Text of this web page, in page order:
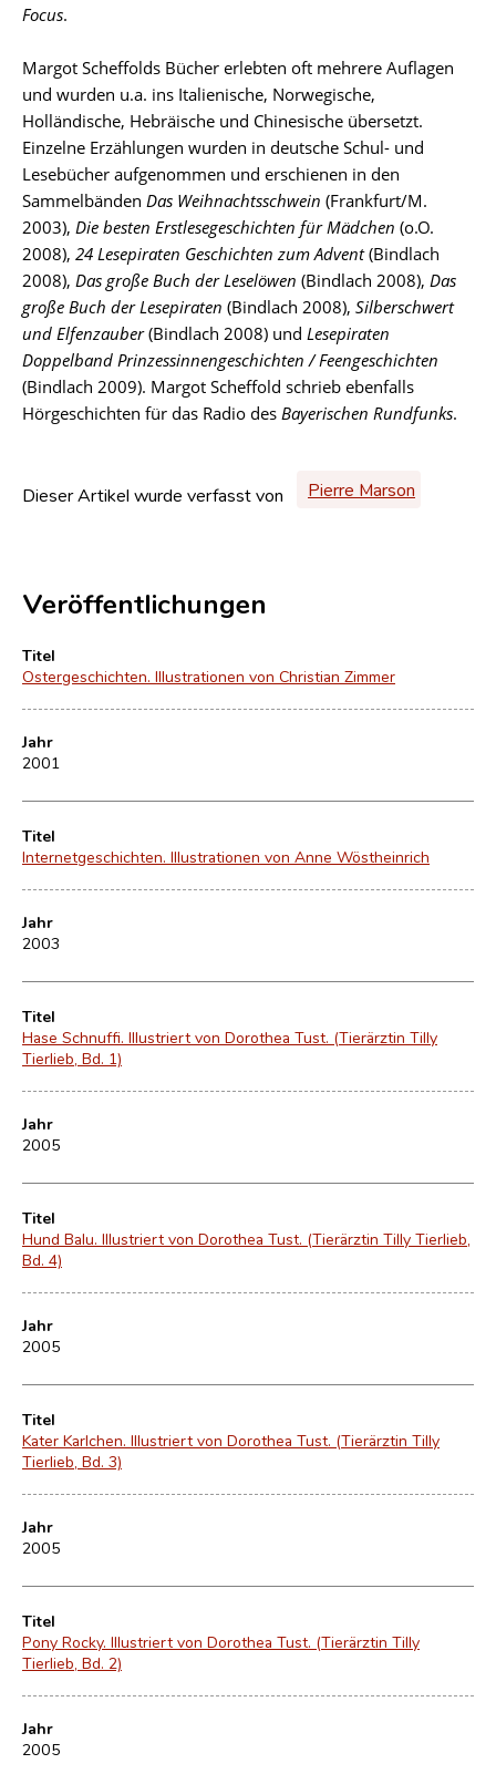
Focus.
Margot Scheffolds Bücher erlebten oft mehrere Auflagen
und wurden u.a. ins Italienische, Norwegische,
Holländische, Hebräische und Chinesische übersetzt.
Einzelne Erzählungen wurden in deutsche Schul- und
Lesebücher aufgenommen und erschienen in den
Sammelbänden Das Weihnachtsschwein (Frankfurt/M.
2003), Die besten Erstlesegeschichten für Mädchen (o.O.
2008), 24 Lesepiraten Geschichten zum Advent(Bindlach
2008), Das große Buch der Leselöwen (Bindlach 2008), Das
große Buch der Lesepiraten (Bindlach 2008), Silberschwert
und Elfenzauber(Bindlach 2008) und Lesepiraten
Doppelband Prinzessinnengeschichten / Feengeschichten
(Bindlach 2009). Margot Scheffold schrieb ebenfalls
Hörgeschichten für das Radio des Bayerischen Rundfunks.
Dieser Artikel wurde verfasst von Pierre Marson
Veröffentlichungen
Titel
Ostergeschichten. Illustrationen von Christian Zimmer
Jahr
2001
Titel
Internetgeschichten. Illustrationen von Anne Wöstheinrich
Jahr
2003
Titel
Hase Schnuffi. Illustriert von Dorothea Tust. (Tierärztin Tilly
Tierlieb, Bd. 1)
Jahr
2005
Titel
Hund Balu. Illustriert von Dorothea Tust. (Tierärztin Tilly Tierlieb,
Bd. 4)
Jahr
2005
Titel
Kater Karlchen. Illustriert von Dorothea Tust. (Tierärztin Tilly
Tierlieb, Bd. 3)
Jahr
2005
Titel
Pony Rocky. Illustriert von Dorothea Tust. (Tierärztin Tilly
Tierlieb, Bd. 2)
Jahr
2005